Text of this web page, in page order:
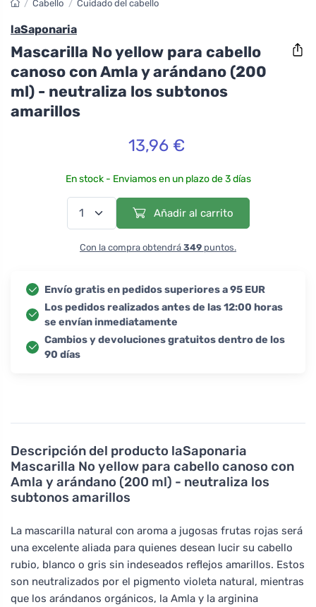
Descripción del producto laSaponaria
Mascarilla No yellow para cabello canoso con
Amla y arándano (200 ml) - neutraliza los
subtonos amarillos
La mascarilla natural con aroma a jugosas frutas rojas será
una excelente aliada para quienes desean lucir su cabello
rubio, blanco o gris sin indeseados reflejos amarillos. Estos
son neutralizados por el pigmento violeta natural, mientras
que los arándanos orgánicos, la Amla y la arginina
/ Cabello / Cuidado del cabello
laSaponaria
Mascarilla No yellow para cabello
canoso con Amla y arándano (200
ml) - neutraliza los subtonos
amarillos
13,96 €
En stock - Enviamos en un plazo de 3 días
Añadir al carrito
Con la compra obtendrá 349 puntos.
Envío gratis en pedidos superiores a 95 EUR
Los pedidos realizados antes de las 12:00 horas
se envían inmediatamente
Cambios y devoluciones gratuitos dentro de los
90 días